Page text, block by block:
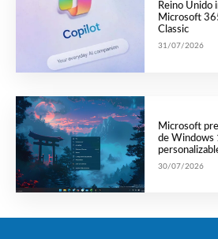
Reino Unido
Microsoft
Classic
31/07/2026
Microsoft
de Windows
30/07/2026